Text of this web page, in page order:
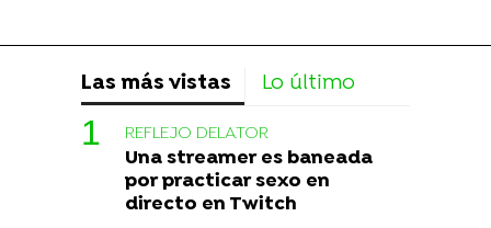
Las más vistas Lo último
REFLEJO DELATOR
Una streamer es baneada
por practicar sexo en
directo en Twitch